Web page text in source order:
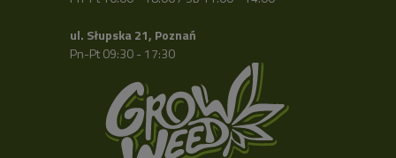
ul. Słupska 21, Poznań
Pn-Pt 09:30 - 17:30